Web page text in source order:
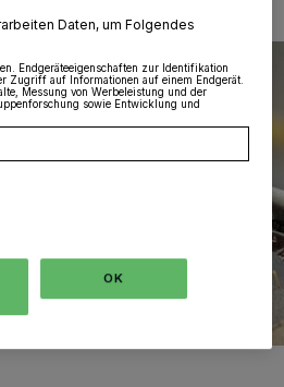
Daten, um Folgendes
Endgeräteeigenschaften zur Identifikation
Zugriff auf Informationen auf einem Endgerät.
Messung von Werbeleistung und der
sowie Entwicklung und
OK